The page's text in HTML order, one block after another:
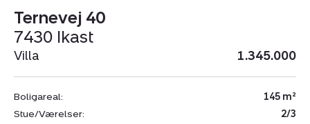
Ternevej 40
7430 Ikast
Villa 1.345.000
Boligareal:
145 m²
Stue/Værelser:
2/3